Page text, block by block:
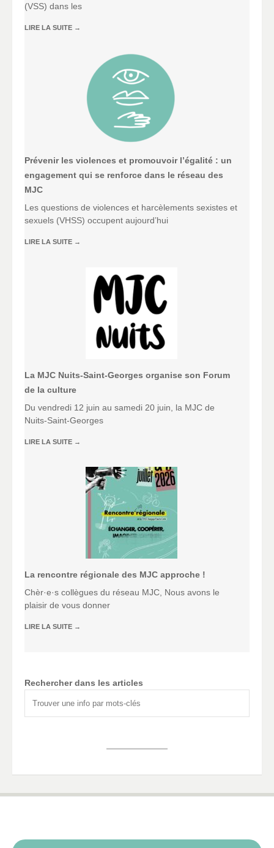
(VSS) dans les
LIRE LA SUITE →
Prévenir les violences et promouvoir l’égalité : un
engagement qui se renforce dans le réseau des
MJC
Les questions de violences et harcèlements sexistes et
sexuels (VHSS) occupent aujourd’hui
LIRE LA SUITE →
La MJC Nuits-Saint-Georges organise son Forum
de la culture
Du vendredi 12 juin au samedi 20 juin, la MJC de
Nuits-Saint-Georges
LIRE LA SUITE →
La rencontre régionale des MJC approche !
Chèr·e·s collègues du réseau MJC, Nous avons le
plaisir de vous donner
LIRE LA SUITE →
Rechercher dans les articles